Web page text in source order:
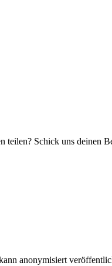
Schick uns deinen
anonymisiert